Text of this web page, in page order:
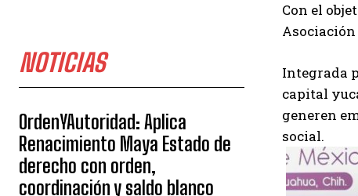
NOTICIAS
OrdenYAutoridad: Aplica
Renacimiento Maya Estado de
derecho con orden,
coordinación y saldo blanco
Con el
Asociación
Integrada
capital
generen
social.